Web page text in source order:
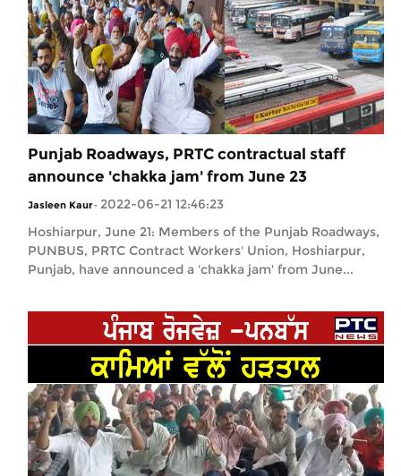
Punjab Roadways, PRTC contractual staff
announce 'chakka jam' from June 23
Jasleen Kaur- 2022-06-21 12:46:23
Hoshiarpur, June 21: Members of the Punjab Roadways,
PUNBUS, PRTC Contract Workers' Union, Hoshiarpur,
Punjab, have announced a 'chakka jam' from June...